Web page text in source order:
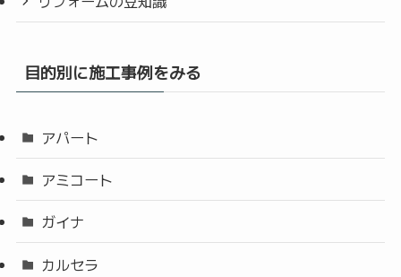
目的別に施工事例をみる
アパート
アミコート
ガイナ
カルセラ